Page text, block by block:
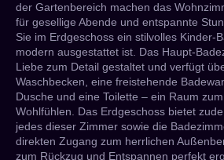
der Gartenbereich machen das
für gesellige Abende und entspannte
Sie im Erdgeschoss ein stilvolles Kinder-
modern ausgestattet ist. Das Haupt-
Liebe zum Detail gestaltet und verfügt
Waschbecken, eine freistehende
Dusche und eine Toilette – ein Raum
Wohlfühlen. Das Erdgeschoss bietet
jedes dieser Zimmer sowie die
direkten Zugang zum herrlichen
zum Rückzug und Entspannen perfekt